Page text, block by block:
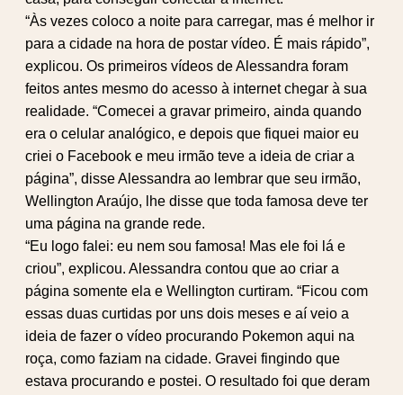
“Às vezes coloco a noite para carregar, mas é melhor ir
para a cidade na hora de postar vídeo. É mais rápido”,
explicou. Os primeiros vídeos de Alessandra foram
feitos antes mesmo do acesso à internet chegar à sua
realidade. “Comecei a gravar primeiro, ainda quando
era o celular analógico, e depois que fiquei maior eu
criei o Facebook e meu irmão teve a ideia de criar a
página”, disse Alessandra ao lembrar que seu irmão,
Wellington Araújo, lhe disse que toda famosa deve ter
uma página na grande rede.
“Eu logo falei: eu nem sou famosa! Mas ele foi lá e
criou”, explicou. Alessandra contou que ao criar a
página somente ela e Wellington curtiram. “Ficou com
essas duas curtidas por uns dois meses e aí veio a
ideia de fazer o vídeo procurando Pokemon aqui na
roça, como faziam na cidade. Gravei fingindo que
estava procurando e postei. O resultado foi que deram